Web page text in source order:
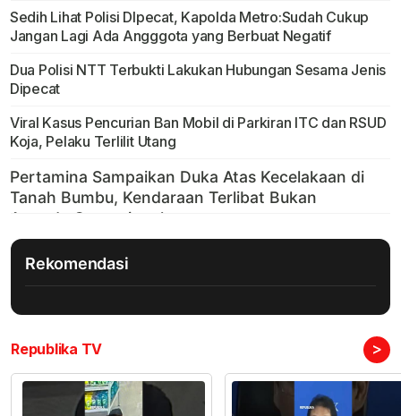
Sedih Lihat Polisi DIpecat, Kapolda Metro:Sudah Cukup
Jangan Lagi Ada Angggota yang Berbuat Negatif
Dua Polisi NTT Terbukti Lakukan Hubungan Sesama Jenis
Dipecat
Viral Kasus Pencurian Ban Mobil di Parkiran ITC dan RSUD
Koja, Pelaku Terlilit Utang
Rekomendasi
Republika TV >